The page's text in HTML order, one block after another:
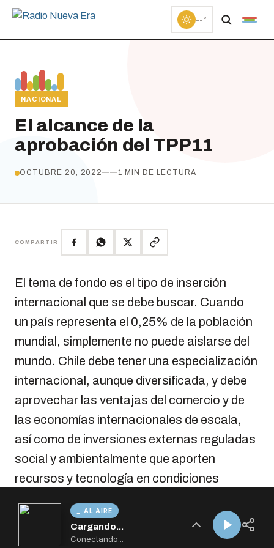
AL AIRE
Cargando...
Conectando...